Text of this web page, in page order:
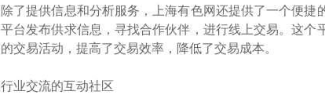
除了提供信息和分析服务，上海有色网还提供了一个便捷
平台发布供求信息，寻找合作伙伴，进行线上交易。这个
的交易活动，提高了交易效率，降低了交易成本。
行业交流的互动社区